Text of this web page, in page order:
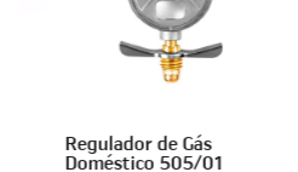
Regulador de Gás
Doméstico 505/01